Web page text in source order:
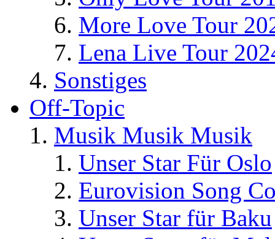
More Love Tour
Lena Live Tour
Sonstiges
Off-Topic
Musik Musik Musik
Unser Star Für Oslo
Eurovision Song
Unser Star für Baku